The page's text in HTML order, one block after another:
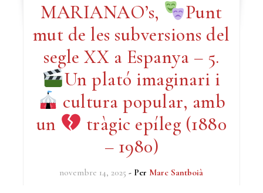
MARIANAO’s,
Punt
mut de les subversions del
segle XX a Espanya – 5.
Un plató imaginari i
cultura popular, amb
un
tràgic epíleg (1880
– 1980)
novembre 14, 2025 - Per Marc Santboià